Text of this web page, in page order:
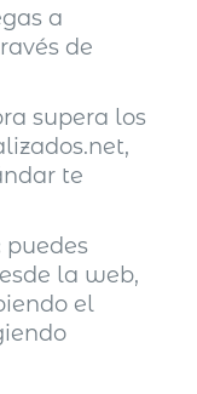
a
de
supera los
te
puedes
la web,
el